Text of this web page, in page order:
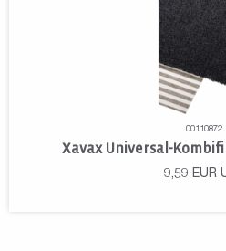
00110872
Xavax Universal-
9,59 EUR